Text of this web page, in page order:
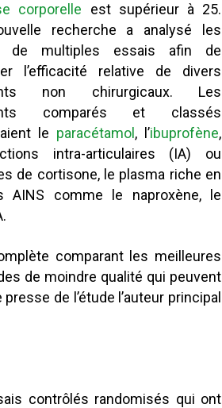
corporelle est supérieur à 25.
recherche a analysé les
de multiples essais afin de
l’efficacité relative de divers
non chirurgicaux. Les
comparés et classés
le paracétamol , l’ibuprofène,
intra-articulaires (IA) ou
de cortisone, le plasma riche en
AINS comme le naproxène, le
comparant les meilleures
de moindre qualité qui peuvent
de l’étude l’auteur principal
contrôlés randomisés qui ont